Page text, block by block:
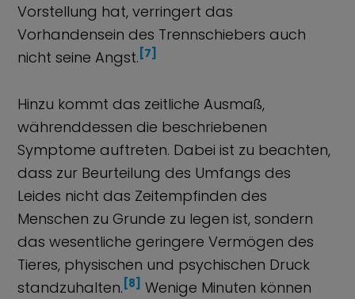
Vorstellung hat, verringert das
Vorhandensein des Trennschiebers auch
nicht seine Angst. [7]
Hinzu kommt das zeitliche Ausmaß,
währenddessen die beschriebenen
Symptome auftreten. Dabei ist zu beachten,
dass zur Beurteilung des Umfangs des
Leides nicht das Zeitempfinden des
Menschen zu Grunde zu legen ist, sondern
das wesentliche geringere Vermögen des
Tieres, physischen und psychischen Druck
standzuhalten. [8] Wenige Minuten können